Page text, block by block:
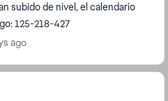
subido de nivel, el calendario
125-218-427
ago